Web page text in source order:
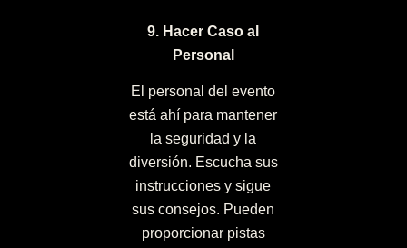
9. Hacer Caso al
Personal
El personal del evento
está ahí para mantener
la seguridad y la
diversión. Escucha sus
instrucciones y sigue
sus consejos. Pueden
proporcionar pistas